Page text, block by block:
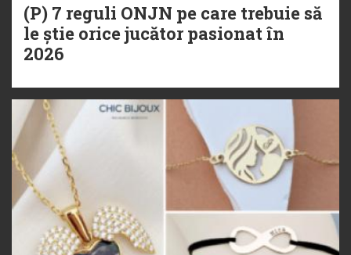
(P) 7 reguli ONJN pe care trebuie să
le știe orice jucător pasionat în
2026